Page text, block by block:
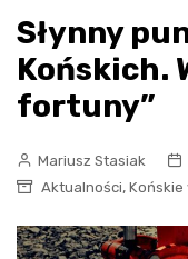
Słynny
Końskich.
fortuny”
Mariusz Stasiak
Aktualności, Końskie